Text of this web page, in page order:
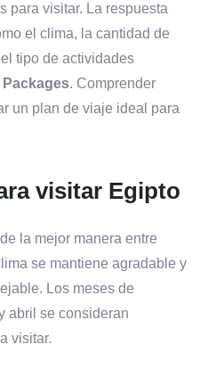
para visitar. La respuesta
el clima, la cantidad de
tipo de actividades
Packages. Comprender
un plan de viaje ideal para
visitar Egipto
la mejor manera entre
se mantiene agradable y
Los meses de
abril se consideran
visitar.